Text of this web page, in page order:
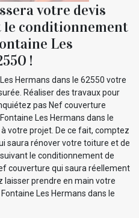
votre devis
le conditionnement
Les
!
Hermans dans le 62550 votre
Réaliser des travaux pour
pas Nef couverture
Les Hermans dans le
votre projet. De ce fait, comptez
saura rénover votre toiture et de
le conditionnement de
couverture qui saura réellement
laisser prendre en main votre
Les Hermans dans le